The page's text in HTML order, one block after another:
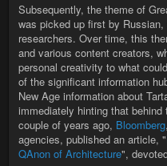
Subsequently, the theme of
was picked up first by
researchers. Over time, this
and various content creators,
personal creativity to what
of the significant information
New Age information about
immediately hinting that behind
couple of years ago, Bloomberg
agencies, published an article, "
QAnon of Architecture",